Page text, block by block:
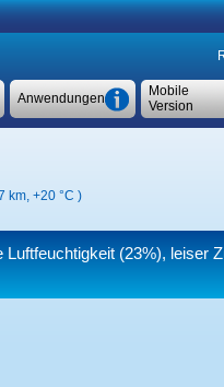
Mobile
Version
Anwendungen
km, +20 °C )
Luftfeuchtigkeit (23%), leiser